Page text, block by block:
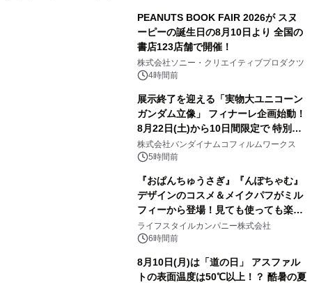
PEANUTS BOOK FAIR 2026が スヌ
ーピーの誕生日の8月10日より 全国の
書店123店舗で開催！
株式会社ソニー・クリエイティブプロダクツ
4時間前
展示終了を迎える「実物大ユニコーン
ガンダム立像」 フィナーレ企画始動！
8月22日(土)から10日間限定で 特別映
像『UNICORN GUNDAM Statue ―
BEYOND POSSIBILITY ―』を上映！
株式会社バンダイナムコフィルムワークス
5時間前
『おぱんちゅうさぎ』『んぽちゃむ』
デザインのコスメ＆メイクパフがミル
フィーから登場！見ても使っても楽し
い、ポップでキュートなコレクショ
ン。
ライフスタイルカンパニー株式会社
6時間前
8月10日(月)は「道の日」 アスファル
トの表面温度は50℃以上！？ 酷暑の夏